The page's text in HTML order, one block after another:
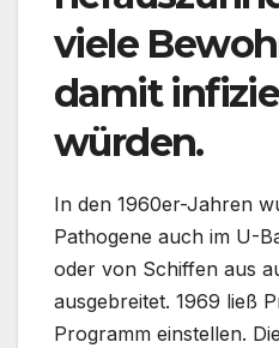
viele
damit
würden.
In den 1960er-Jahren
Pathogene auch im U-
oder von Schiffen aus
ausgebreitet. 1969 ließ
Programm einstellen.